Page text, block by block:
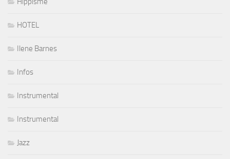
HOTEL
Ilene Barnes
Infos
Instrumental
Instrumental
Jazz